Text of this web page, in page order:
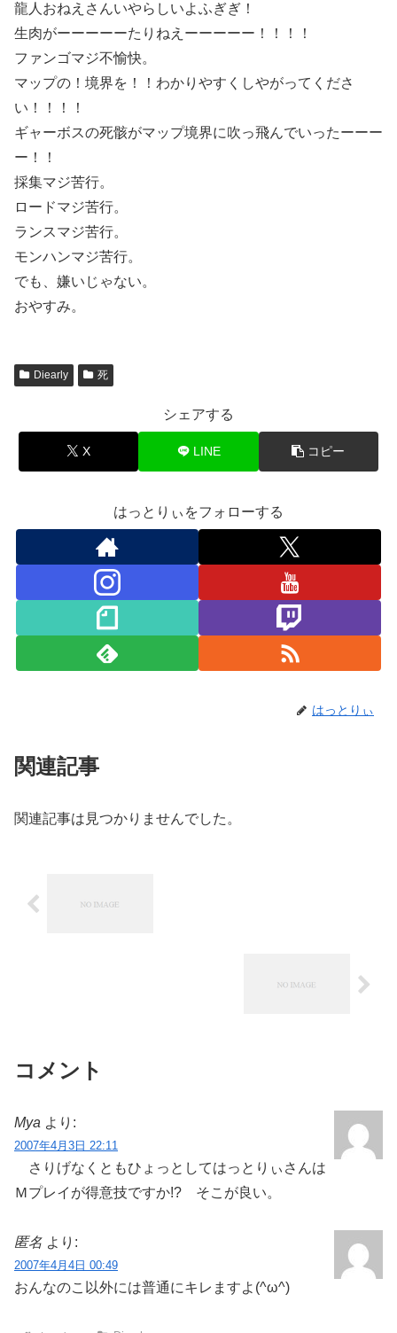
龍人おねえさんいやらしいよふぎぎ！
生肉がーーーーーたりねえーーーーー！！！！
ファンゴマジ不愉快。
マップの！境界を！！わかりやすくしやがってくださ
い！！！！
ギャーボスの死骸がマップ境界に吹っ飛んでいったーーー
ー！！
採集マジ苦行。
ロードマジ苦行。
ランスマジ苦行。
モンハンマジ苦行。
でも、嫌いじゃない。
おやすみ。
Diearly 死
シェアする
X LINE コピー
はっとりぃをフォローする
はっとりぃ
関連記事
関連記事は見つかりませんでした。
コメント
Mya より:
2007年4月3日 22:11
さりげなくともひょっとしてはっとりぃさんは
Ｍプレイが得意技ですか!? そこが良い。
匿名 より:
2007年4月4日 00:49
おんなのこ以外には普通にキレますよ(^ω^)